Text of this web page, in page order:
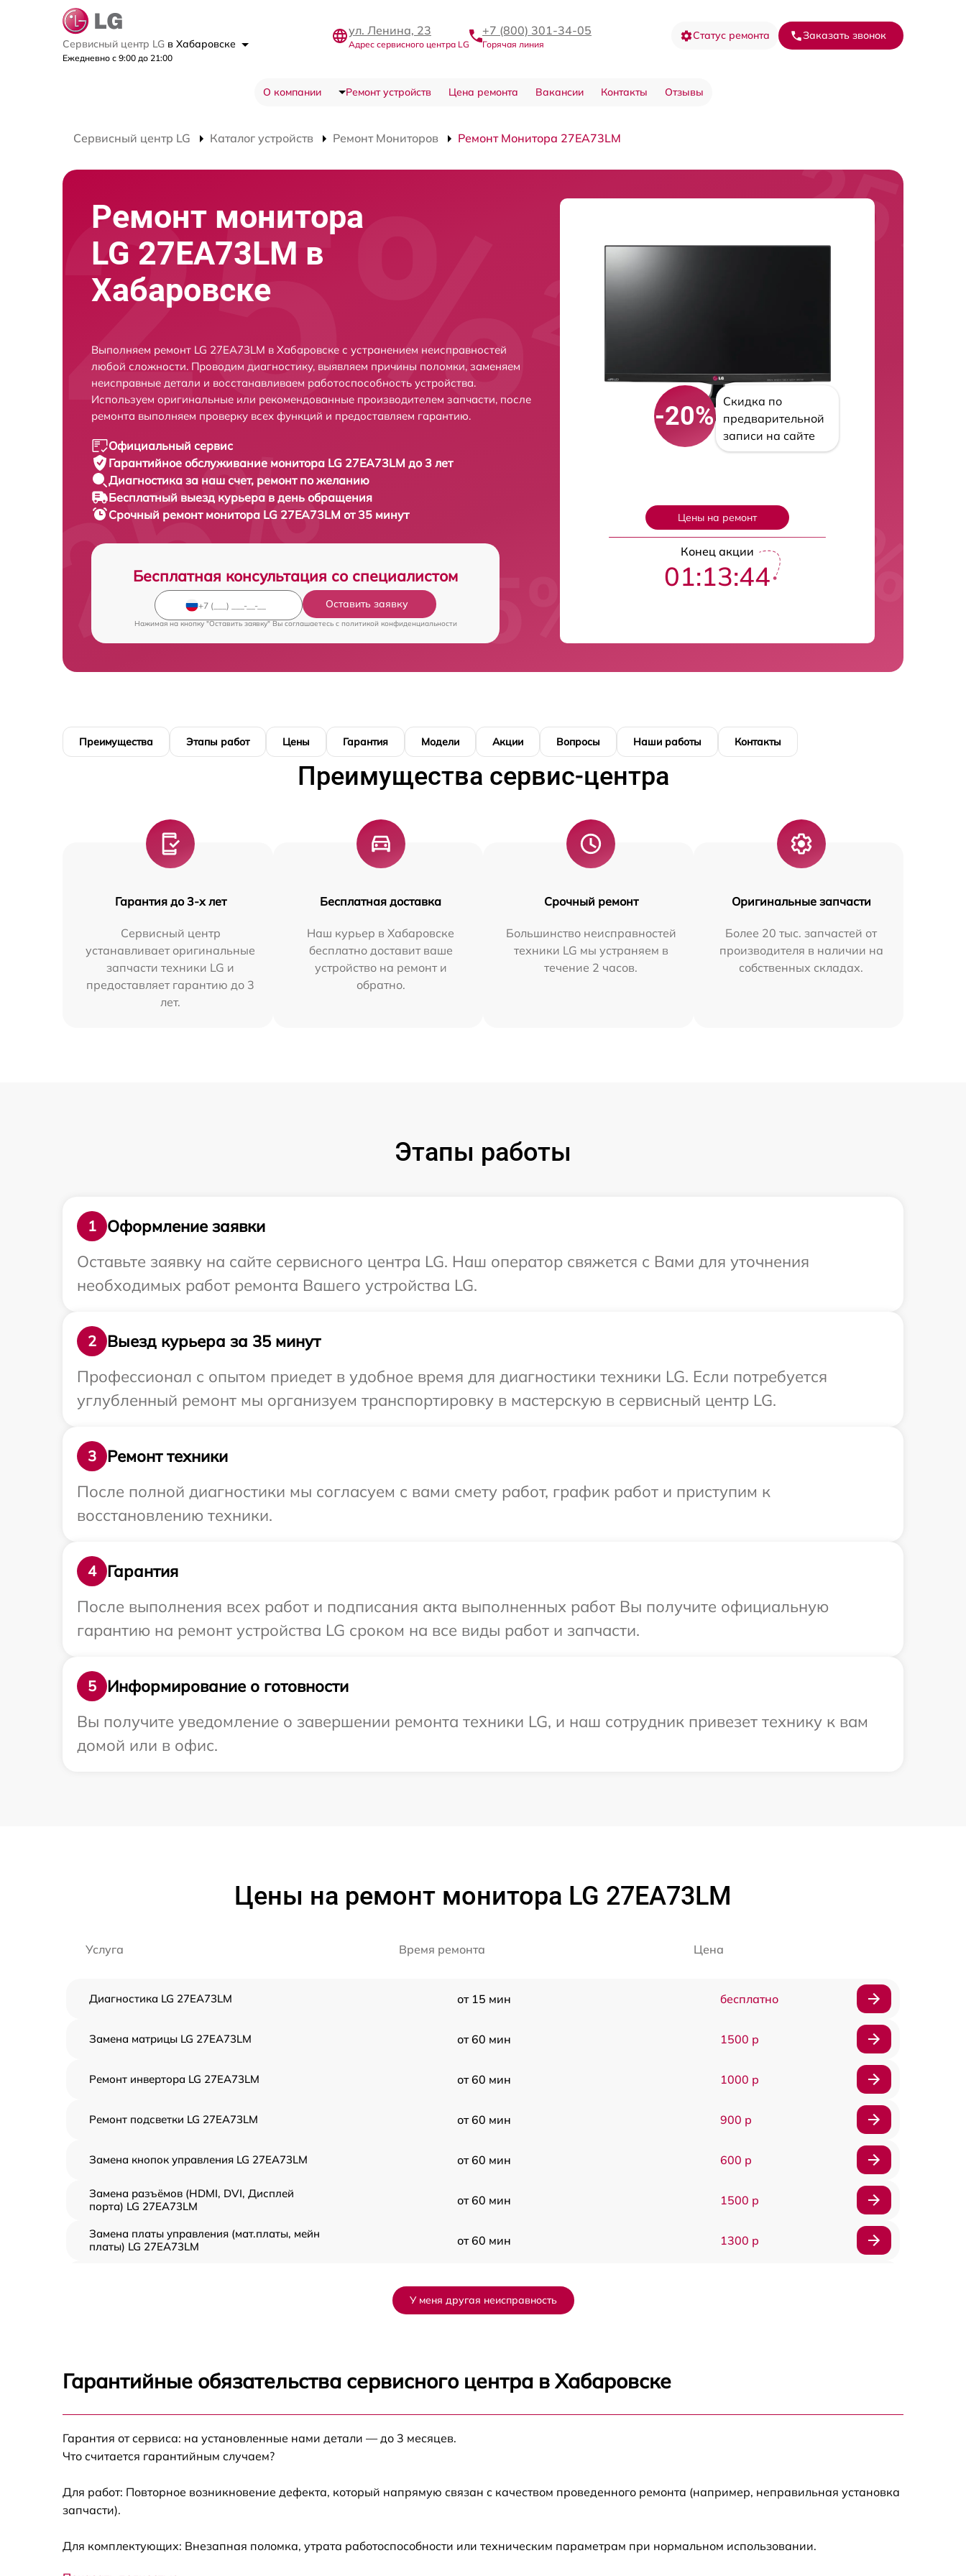
Сервисный центр LG в Хабаровске
Ежедневно с 9:00 до 21:00
ул. Ленина, 23
Адрес сервисного центра LG
+7 (800) 301-34-05
Горячая линия
Статус ремонта Заказать звонок
О компании Ремонт устройств Цена ремонта Вакансии Контакты Отзывы
Сервисный центр LG Каталог устройств Ремонт Мониторов Ремонт Монитора 27EA73LM
Ремонт монитора
LG 27EA73LM в
Хабаровске
Выполняем ремонт LG 27EA73LM в Хабаровске с устранением неисправностей
любой сложности. Проводим диагностику, выявляем причины поломки, заменяем
неисправные детали и восстанавливаем работоспособность устройства.
Используем оригинальные или рекомендованные производителем запчасти, после
ремонта выполняем проверку всех функций и предоставляем гарантию.
Официальный сервис
Гарантийное обслуживание монитора LG 27EA73LM до 3 лет
Диагностика за наш счет, ремонт по желанию
Бесплатный выезд курьера в день обращения
Срочный ремонт монитора LG 27EA73LM от 35 минут
Бесплатная консультация со специалистом
Оставить заявку
Нажимая на кнопку "Оставить заявку" Вы соглашаетесь c политикой конфиденциальности
-20%
Скидка по
предварительной
записи на сайте
Цены на ремонт
Конец акции
01:13:43
Преимущества Этапы работ Цены Гарантия Модели Акции Вопросы Наши работы Контакты
Преимущества сервис-центра
Гарантия до 3-х лет
Сервисный центр
устанавливает оригинальные
запчасти техники LG и
предоставляет гарантию до 3
лет.
Бесплатная доставка
Наш курьер в Хабаровске
бесплатно доставит ваше
устройство на ремонт и
обратно.
Срочный ремонт
Большинство неисправностей
техники LG мы устраняем в
течение 2 часов.
Оригинальные запчасти
Более 20 тыс. запчастей от
производителя в наличии на
собственных складах.
Этапы работы
1
Оформление заявки
Оставьте заявку на сайте сервисного центра LG. Наш оператор свяжется с Вами для уточнения
необходимых работ ремонта Вашего устройства LG.
2
Выезд курьера за 35 минут
Профессионал с опытом приедет в удобное время для диагностики техники LG. Если потребуется
углубленный ремонт мы организуем транспортировку в мастерскую в сервисный центр LG.
3
Ремонт техники
После полной диагностики мы согласуем с вами смету работ, график работ и приступим к
восстановлению техники.
4
Гарантия
После выполнения всех работ и подписания акта выполненных работ Вы получите официальную
гарантию на ремонт устройства LG сроком на все виды работ и запчасти.
5
Информирование о готовности
Вы получите уведомление о завершении ремонта техники LG, и наш сотрудник привезет технику к вам
домой или в офис.
Цены на ремонт монитора LG 27EA73LM
Услуга Время ремонта Цена
Диагностика LG 27EA73LM от 15 мин бесплатно
Замена матрицы LG 27EA73LM от 60 мин 1500 р
Ремонт инвертора LG 27EA73LM от 60 мин 1000 р
Ремонт подсветки LG 27EA73LM от 60 мин 900 р
Замена кнопок управления LG 27EA73LM от 60 мин 600 р
Замена разъёмов (HDMI, DVI, Дисплей
порта) LG 27EA73LM
от 60 мин 1500 р
Замена платы управления (мат.платы, мейн
платы) LG 27EA73LM
от 60 мин 1300 р
Замена блока питания LG 27EA73LM
27EA73LM
У меня другая неисправность
Гарантийные обязательства сервисного центра в Хабаровске
Гарантия от сервиса: на установленные нами детали — до 3 месяцев.
Что считается гарантийным случаем?
Для работ: Повторное возникновение дефекта, который напрямую связан с качеством проведенного ремонта (например, неправильная установка
запчасти).
Для комплектующих: Внезапная поломка, утрата работоспособности или техническим параметрам при нормальном использовании.